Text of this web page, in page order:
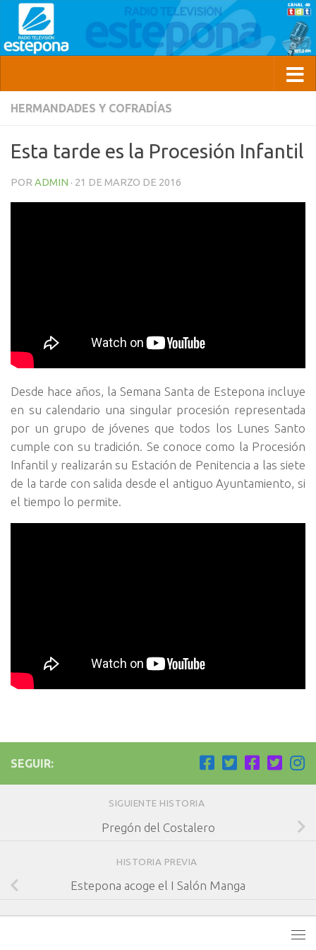
HERMANDADES Y COFRADÍAS
Esta tarde es la Procesión Infantil
POR ADMIN · 21 DE MARZO DE 2016
Desde hace años, la Semana Santa de Estepona incluye
en su calendario una singular procesión representada
por un grupo de jóvenes que todos los Lunes Santo
cumple con su tradición. Se conoce como la Procesión
Infantil y realizarán su Estación de Penitencia a las siete
de la tarde con salida desde el antiguo Ayuntamiento, si
el tiempo lo permite.
SEGUIR:
SIGUIENTE HISTORIA
Pregón del Costalero
HISTORIA PREVIA
Estepona acoge el I Salón Manga